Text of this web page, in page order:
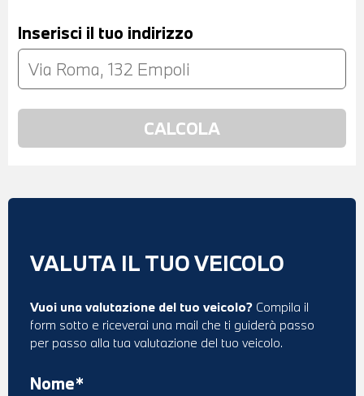
Inserisci il tuo indirizzo
VALUTA IL TUO VEICOLO
Vuoi una valutazione del tuo veicolo? Compila il
form sotto e riceverai una mail che ti guiderà passo
per passo alla tua valutazione del tuo veicolo.
Nome*